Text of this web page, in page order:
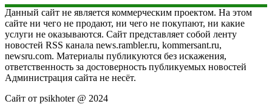
Данный сайт не является коммерческим проектом. На этом
сайте ни чего не продают, ни чего не покупают, ни какие
услуги не оказываются. Сайт представляет собой ленту
новостей RSS канала news.rambler.ru, kommersant.ru,
newsru.com. Материалы публикуются без искажения,
ответственность за достоверность публикуемых новостей
Администрация сайта не несёт.
Сайт от psikhoter @ 2024